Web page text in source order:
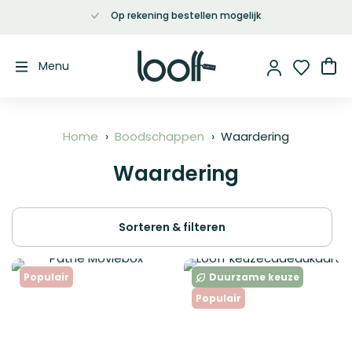
inhoud
Op rekening bestellen mogelijk
Menu
Home Boodschappen Waardering
Waardering
Sorteren & filteren
Populair
Duurzame keuze
Populair